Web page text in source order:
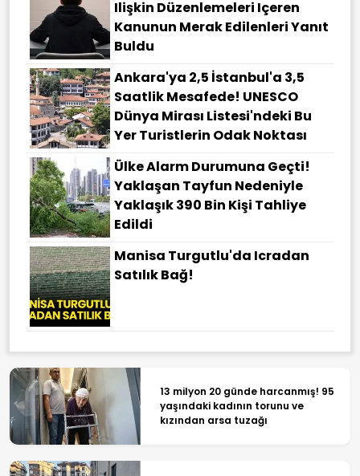
Ilişkin Düzenlemeleri Içeren
Kanunun Merak Edilenleri Yanıt
Buldu
Ankara'ya 2,5 İstanbul'a 3,5
Saatlik Mesafede! UNESCO
Dünya Mirası Listesi'ndeki Bu
Yer Turistlerin Odak Noktası
Ülke Alarm Durumuna Geçti!
Yaklaşan Tayfun Nedeniyle
Yaklaşık 390 Bin Kişi Tahliye
Edildi
Manisa Turgutlu'da Icradan
Satılık Bağ!
13 milyon 20 günde harcanmış! 95
yaşındaki kadının torunu ve
kızından arsa tuzağı